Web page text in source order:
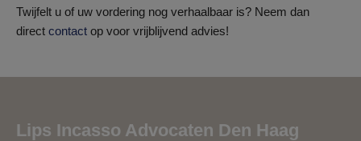
Twijfelt u of uw vordering nog verhaalbaar is? Neem dan
direct contact op voor vrijblijvend advies!
Lips Incasso Advocaten Den Haag